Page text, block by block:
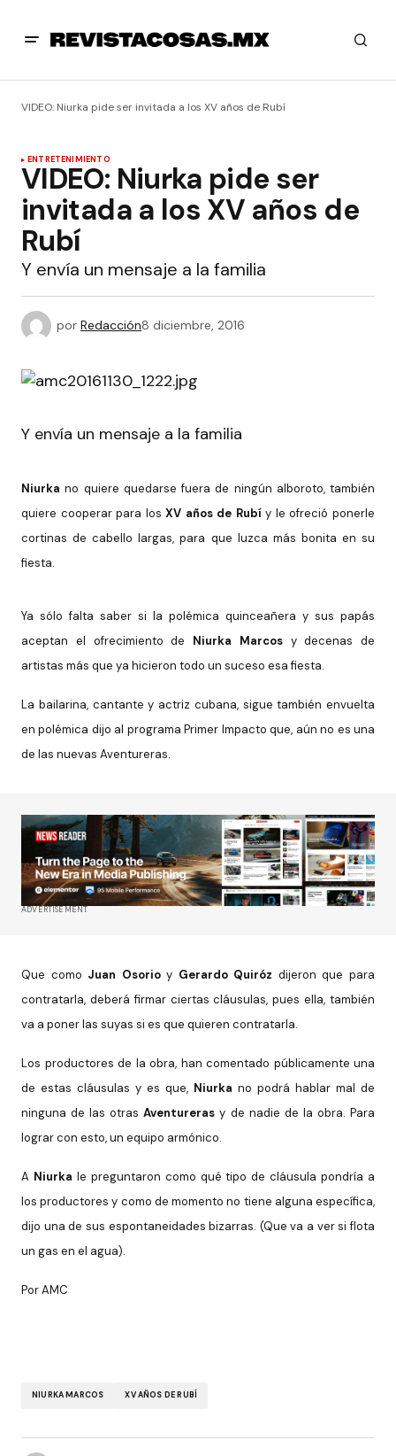
VIDEO: Niurka pide ser invitada a los XV años de Rubí
ENTRETENIMIENTO
VIDEO: Niurka pide ser
invitada a los XV años de
Rubí
Y envía un mensaje a la familia
por Redacción8 diciembre, 2016
Y envía un mensaje a la familia
Niurkano quiere quedarse fuera de ningún alboroto, también
quiere cooperar para losXV años de Rubíy le ofreció ponerle
cortinas de cabello largas, para que luzca más bonita en su
fiesta.
Ya sólo falta saber si la polémica quinceañera y sus papás
aceptan el ofrecimiento de Niurka Marcosy decenas de
artistas más que ya hicieron todo un suceso esa fiesta.
La bailarina, cantante y actriz cubana, sigue también envuelta
en polémica dijo al programa Primer Impacto que, aún no es una
de las nuevas Aventureras.
ADVERTISEMENT
Que como Juan Osorioy Gerardo Quiróz dijeron que para
contratarla, deberá firmar ciertas cláusulas, pues ella, también
va a poner las suyas si es que quieren contratarla.
Los productores de la obra, han comentado públicamente una
de estas cláusulas y es que, Niurka no podrá hablar mal de
ninguna de las otrasAventureras y de nadie de la obra. Para
lograr con esto, un equipo armónico.
A Niurka le preguntaron como qué tipo de cláusula pondría a
los productores y como de momento no tiene alguna específica,
dijo una de sus espontaneidades bizarras. (Que va a ver si flota
un gas en el agua).
Por AMC
NIURKA MARCOS XV AÑOS DE RUBÍ